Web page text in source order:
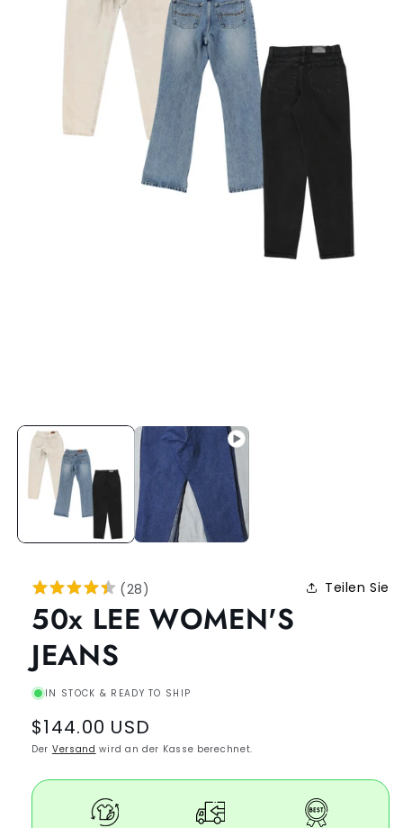
(28) Teilen Sie
50x LEE WOMEN'S
JEANS
IN STOCK & READY TO SHIP
Regular
price
$144.00 USD
Der Versand wird an der Kasse berechnet.